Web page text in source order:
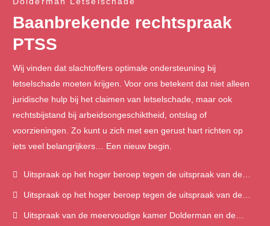
Baanbrekende rechtspraak
PTSS
Wij vinden dat slachtoffers optimale ondersteuning bij
letselschade moeten krijgen. Voor ons betekent dat niet alleen
juridische hulp bij het claimen van letselschade, maar ook
rechtsbijstand bij arbeidsongeschiktheid, ontslag of
voorzieningen. Zo kunt u zich met een gerust hart richten op
iets veel belangrijkers… Een nieuw begin.
Uitspraak op het hoger beroep tegen de uitspraak van de
rechtbank Rotterdam
Uitspraak op het hoger beroep tegen de uitspraak van de
rechtbank Den Haag
Uitspraak van de meervoudige kamer Dolderman en de